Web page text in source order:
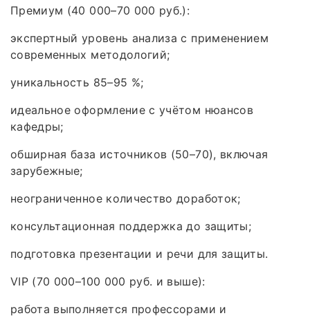
Премиум (40 000–70 000 руб.):
экспертный уровень анализа с применением
современных методологий;
уникальность 85–95 %;
идеальное оформление с учётом нюансов
кафедры;
обширная база источников (50–70), включая
зарубежные;
неограниченное количество доработок;
консультационная поддержка до защиты;
подготовка презентации и речи для защиты.
VIP (70 000–100 000 руб. и выше):
работа выполняется профессорами и